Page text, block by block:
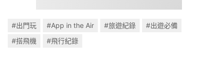
#出門玩 #App in the Air #旅遊紀錄
#出遊必備
#搭飛機
#飛行紀錄